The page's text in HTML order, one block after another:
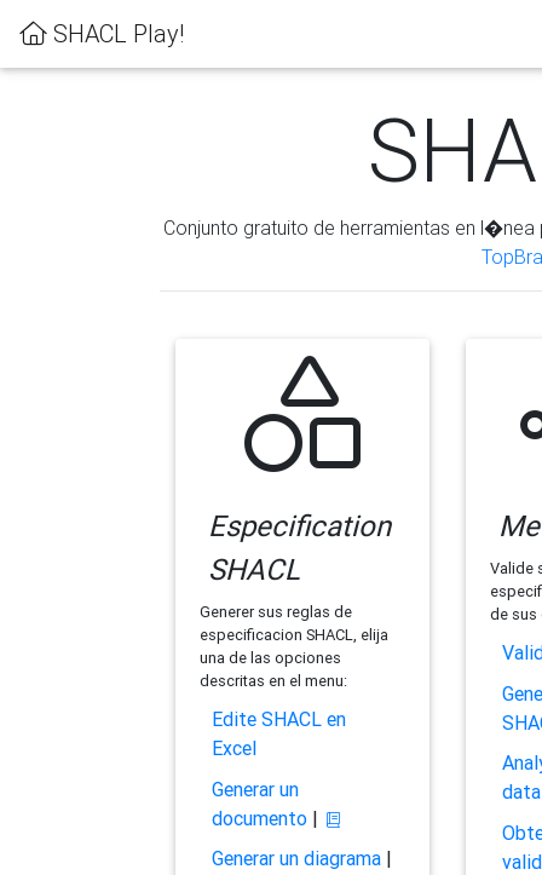
SHACL Play!
Conjunto gratuito de herramientas en
Especification
SHACL
Generer sus reglas de
especificacion SHACL, elija
una de las opciones
descritas en el menu:
Edite SHACL en
Excel
Generar un
documento|
Generar un diagrama|
Valide
de sus